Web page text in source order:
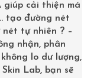
giúp cải thiện má
tạo đường nét
nét tự nhiên ? –
nhận, phân
lo dư lượng,
Lab, bạn sẽ